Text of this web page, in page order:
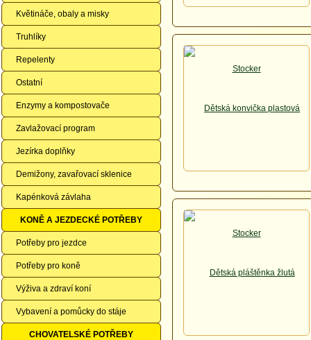
Květináče, obaly a misky
Truhlíky
Repelenty
Ostatní
Enzymy a kompostovače
Zavlažovací program
Jezírka doplňky
Demižony, zavařovací sklenice
Kapénková závlaha
KONĚ A JEZDECKÉ POTŘEBY
Potřeby pro jezdce
Potřeby pro koně
Výživa a zdraví koní
Vybavení a pomůcky do stáje
CHOVATELSKÉ POTŘEBY